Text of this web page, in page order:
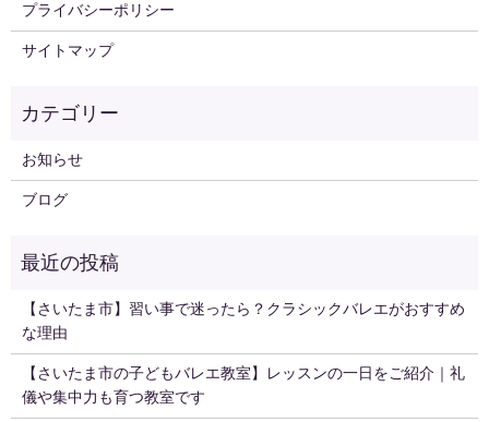
プライバシーポリシー
サイトマップ
お知らせ
ブログ
【さいたま市】習い事で迷ったら？クラシックバレエがおすすめ
な理由
【さいたま市の子どもバレエ教室】レッスンの一日をご紹介｜礼
儀や集中力も育つ教室です